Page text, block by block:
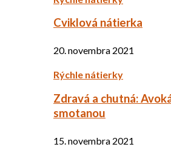
Cviklová nátierka
20. novembra 2021
Rýchle nátierky
Zdravá a chutná:
smotanou
15. novembra 2021